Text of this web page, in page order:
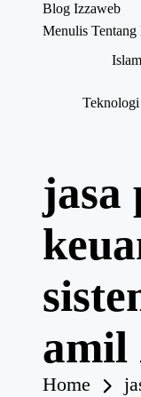
Blog Izzaweb
Menulis
Islam
Teknologi
jasa
amil
Home